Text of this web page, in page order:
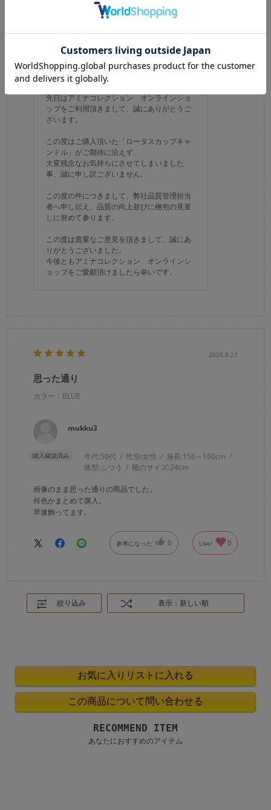
続きを読む
店舗からの回答
先日はアミナコレクション オンラインショ
ップをご利用頂きまして、誠にありがとうご
ざいます。
この度はご購入頂いた「ロータスカップキャ
ンドル」がご期待に沿えず、
大変残念なお気持ちにさせてしまいました
事、誠に申し訳ございません。
この度の件につきまして、弊社品質管理担当
者へ申し伝え、品質の向上並びに梱包の見直
しに努めて参ります。
この度は貴重なご意見を頂きまして、誠にあ
りがとうございました。
今後ともアミナコレクション オンラインシ
ョップをご愛顧頂けましたら幸いです。
2025.8.23
思った通り
カラー：BLUE
mukku3
購入確認済み 年代:50代 性別:女性 身長:156～160cm
体型:ふつう 靴のサイズ:24cm
画像のまま思った通りの商品でした。
何色かまとめて購入。
早速飾ってます。
参考になった 0 Like! 0
絞り込み 表示：新しい順
RECOMMEND ITEM
あなたにおすすめのアイテム